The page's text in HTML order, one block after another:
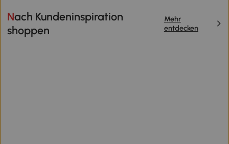
Nach Kundeninspiration
shoppen
Mehr
entdecken